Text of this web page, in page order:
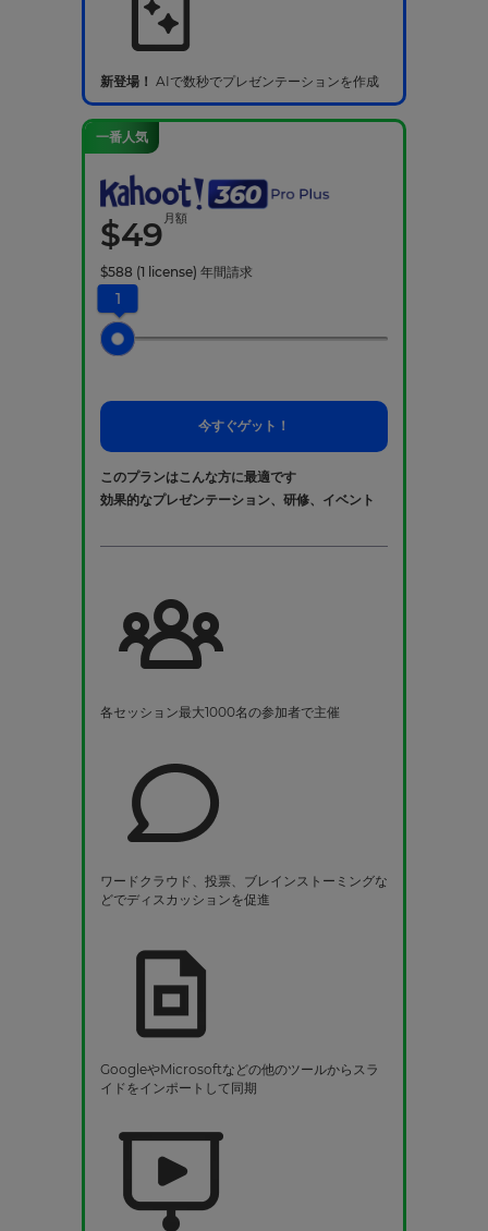
新登場！ AIで数秒でプレゼンテーションを作成
一番人気
$49 月額
$588 (1 license) 年間請求
1
今すぐゲット！
このプランはこんな方に最適です
効果的なプレゼンテーション、研修、イベント
各セッション最大1000名の参加者で主催
ワードクラウド、投票、ブレインストーミングな
どでディスカッションを促進
GoogleやMicrosoftなどの他のツールからスラ
イドをインポートして同期